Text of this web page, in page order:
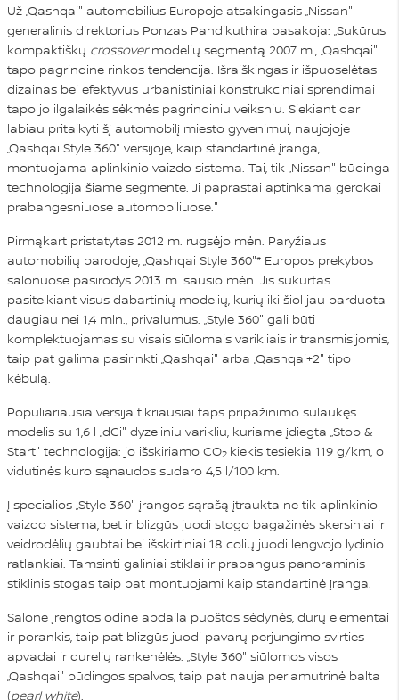
Už „Qashqai" automobilius Europoje atsakingasis „Nissan"
generalinis direktorius Ponzas Pandikuthira pasakoja: „Sukūrus
kompaktiškų crossovermodelių segmentą 2007 m., „Qashqai"
tapo pagrindine rinkos tendencija. Išraiškingas ir išpuoselėtas
dizainas bei efektyvūs urbanistiniai konstrukciniai sprendimai
tapo jo ilgalaikės sėkmės pagrindiniu veiksniu. Siekiant dar
labiau pritaikyti šį automobilį miesto gyvenimui, naujojoje
„Qashqai Style 360" versijoje, kaip standartinė įranga,
montuojama aplinkinio vaizdo sistema. Tai, tik „Nissan" būdinga
technologija šiame segmente. Ji paprastai aptinkama gerokai
prabangesniuose automobiliuose."
Pirmąkart pristatytas 2012 m. rugsėjo mėn. Paryžiaus
automobilių parodoje, „Qashqai Style 360"* Europos prekybos
salonuose pasirodys 2013 m. sausio mėn. Jis sukurtas
pasitelkiant visus dabartinių modelių, kurių iki šiol jau parduota
daugiau nei 1,4 mln., privalumus. „Style 360" gali būti
komplektuojamas su visais siūlomais varikliais ir transmisijomis,
taip pat galima pasirinkti „Qashqai" arba „Qashqai+2" tipo
kėbulą.
Populiariausia versija tikriausiai taps pripažinimo sulaukęs
modelis su 1,6 l „dCi" dyzeliniu varikliu, kuriame įdiegta „Stop &
Start" technologija: jo išskiriamo CO2 kiekis tesiekia 119 g/km, o
vidutinės kuro sąnaudos sudaro 4,5 l/100 km.
Į specialios „Style 360" įrangos sąrašą įtraukta ne tik aplinkinio
vaizdo sistema, bet ir blizgūs juodi stogo bagažinės skersiniai ir
veidrodėlių gaubtai bei išskirtiniai 18 colių juodi lengvojo lydinio
ratlankiai. Tamsinti galiniai stiklai ir prabangus panoraminis
stiklinis stogas taip pat montuojami kaip standartinė įranga.
Salone įrengtos odine apdaila puoštos sėdynės, durų elementai
ir porankis, taip pat blizgūs juodi pavarų perjungimo svirties
apvadai ir durelių rankenėlės. „Style 360" siūlomos visos
„Qashqai" būdingos spalvos, taip pat nauja perlamutrinė balta
(pearl white).